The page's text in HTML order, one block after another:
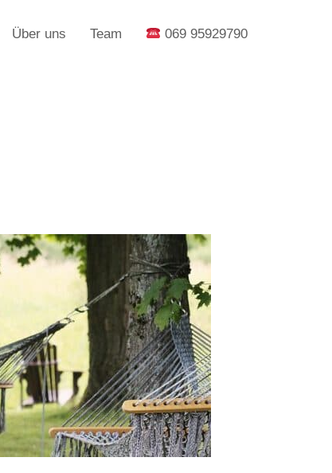
Über uns Team 069 95929790